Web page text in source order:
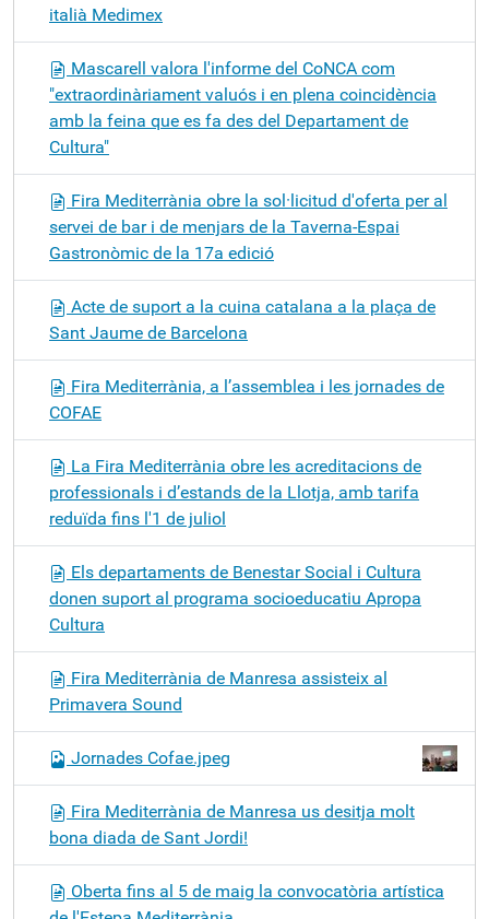
italià Medimex
Mascarell valora l'informe del CoNCA com
"extraordinàriament valuós i en plena coincidència
amb la feina que es fa des del Departament de
Cultura"
Fira Mediterrània obre la sol·licitud d'oferta per al
servei de bar i de menjars de la Taverna-Espai
Gastronòmic de la 17a edició
Acte de suport a la cuina catalana a la plaça de
Sant Jaume de Barcelona
Fira Mediterrània, a l’assemblea i les jornades de
COFAE
La Fira Mediterrània obre les acreditacions de
professionals i d’estands de la Llotja, amb tarifa
reduïda fins l'1 de juliol
Els departaments de Benestar Social i Cultura
donen suport al programa socioeducatiu Apropa
Cultura
Fira Mediterrània de Manresa assisteix al
Primavera Sound
Jornades Cofae.jpeg
Fira Mediterrània de Manresa us desitja molt
bona diada de Sant Jordi!
Oberta fins al 5 de maig la convocatòria artística